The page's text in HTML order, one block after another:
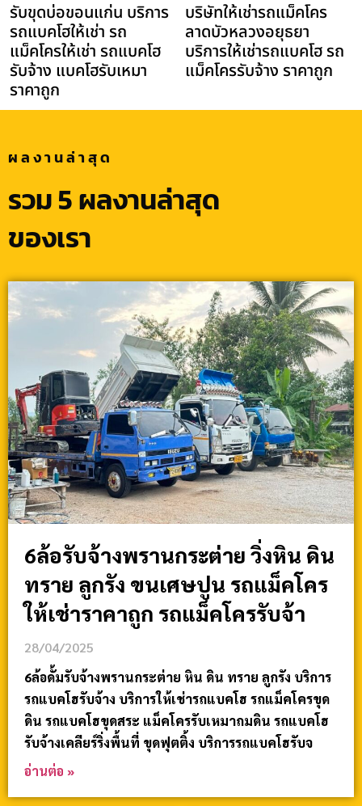
รับขุดบ่อขอนแก่น บริการ
รถแบคโฮให้เช่า รถ
แม็คโครให้เช่า รถแบคโฮ
รับจ้าง แบคโฮรับเหมา
ราคาถูก
บริษัทให้เช่ารถแม็คโคร
ลาดบัวหลวงอยุธยา
บริการให้เช่ารถแบคโฮ รถ
แม็คโครรับจ้าง ราคาถูก
ผลงานล่าสุด
รวม 5 ผลงานล่าสุด
ของเรา
6ล้อรับจ้างพรานกระต่าย วิ่งหิน ดิน
ทราย ลูกรัง ขนเศษปูน รถแม็คโคร
ให้เช่าราคาถูก รถแม็คโครรับจ้า
28/04/2025
6ล้อดั้มรับจ้างพรานกระต่าย หิน ดิน ทราย ลูกรัง บริการ
รถแบคโฮรับจ้าง บริการให้เช่ารถแบคโฮ รถแม็คโครขุด
ดิน รถแบคโฮขุดสระ แม็คโครรับเหมาถมดิน รถแบคโฮ
รับจ้างเคลียร์ริ่งพื้นที่ ขุดฟุตติ้ง บริการรถแบคโฮรับจ
อ่านต่อ »